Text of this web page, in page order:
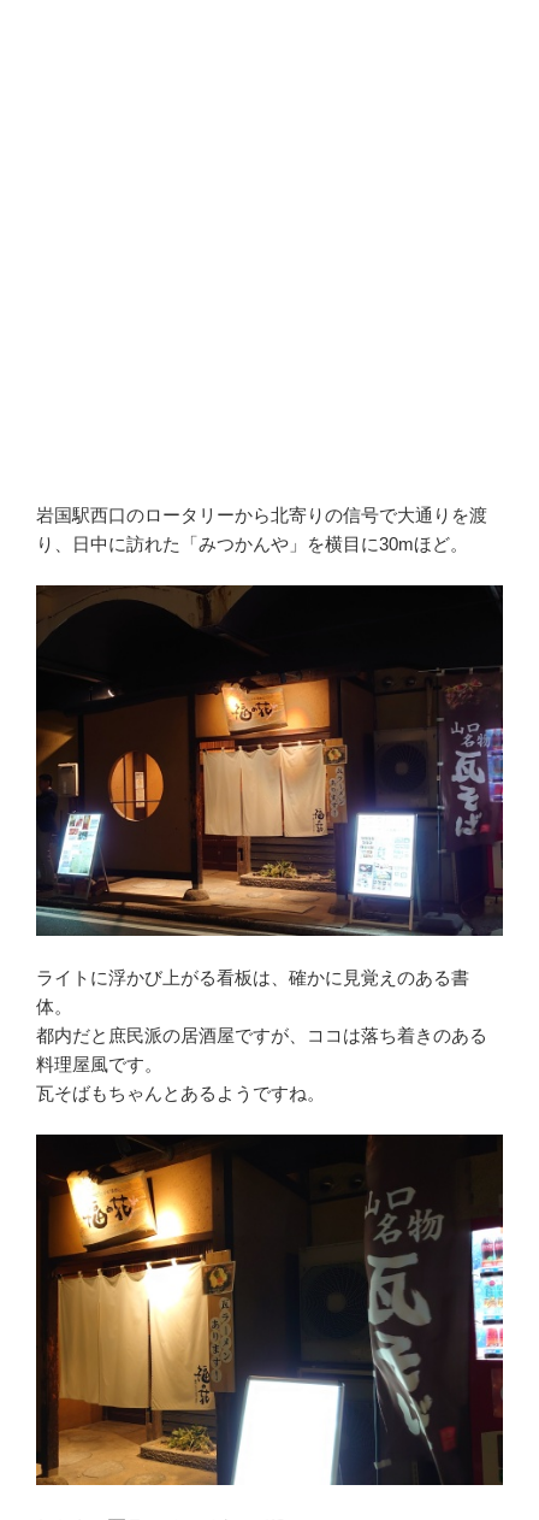
岩国駅西口のロータリーから北寄りの信号で大通りを渡
り、日中に訪れた「みつかんや」を横目に30mほど。
ライトに浮かび上がる看板は、確かに見覚えのある書
体。
都内だと庶民派の居酒屋ですが、ココは落ち着きのある
料理屋風です。
瓦そばもちゃんとあるようですね。